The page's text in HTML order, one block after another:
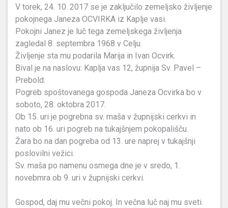
V torek, 24. 10. 2017 se je zaključilo zemeljsko življenje
pokojnega Janeza OCVIRKA iz Kaplje vasi.
Pokojni Janez je luč tega zemeljskega življenja
zagledal 8. septembra 1968 v Celju.
Življenje sta mu podarila Marija in Ivan Ocvirk.
Bival je na naslovu: Kaplja vas 12, župnija Sv. Pavel –
Prebold.
Pogreb spoštovanega gospoda Janeza Ocvirka bo v
soboto, 28. oktobra 2017.
Ob 15. uri je pogrebna sv. maša v župnijski cerkvi in
nato ob 16. uri pogreb na tukajšnjem pokopališču.
Žara bo na dan pogreba od 13. ure naprej v tukajšnji
poslovilni vežici.
Sv. maša po namenu osmega dne je v sredo, 1.
novebmra ob 9. uri v župnijski cerkvi.
Gospod, daj mu večni pokoj. In večna luč naj mu sveti.